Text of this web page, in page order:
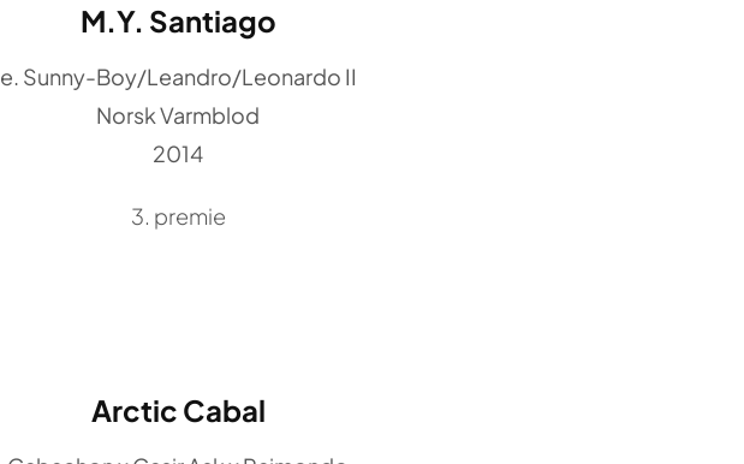
M.Y. Santiago
e. Sunny-Boy/Leandro/Leonardo II
Norsk Varmblod
2014
3. premie
Arctic Cabal